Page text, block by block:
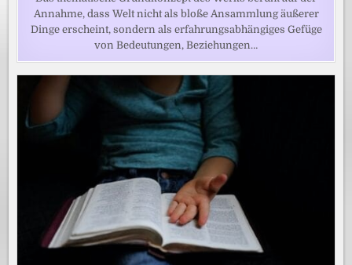
Annahme, dass Welt nicht als bloße Ansammlung äußerer
Dinge erscheint, sondern als erfahrungsabhängiges Gefüge
von Bedeutungen, Beziehungen…